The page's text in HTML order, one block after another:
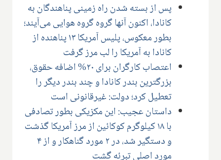
پس از بسته شدن راه زمینی پناهندگان به
کانادا، اکنون آنها گروه گروه هوایی می‌آیند؛
بطور معکوس، پلیس آمریکا ۱۳ پناهنده از
کانادا به آمریکا را لب مرز گرفت
اعتصاب کارگران برای ۲۰% اضافه حقوق،
بزرگترین بندر کانادا و چند بندر دیگر را
تعطیل کرد؛ دولت: غیرقانونی است
داستان عجیب: این مکزیکی بطور تصادفی
با ۱۸ کیلوگرم کوکائین از مرز آمریکا گذشت
و دستگیر شد، در ۲ مورد گناهکار و از ۴
مورد اصلی تبرئه گشت